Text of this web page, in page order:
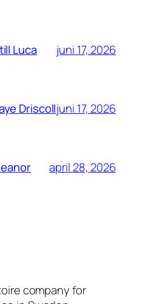
Luca juni 17, 2026
Driscolljuni 17, 2026
april 28, 2026
company for